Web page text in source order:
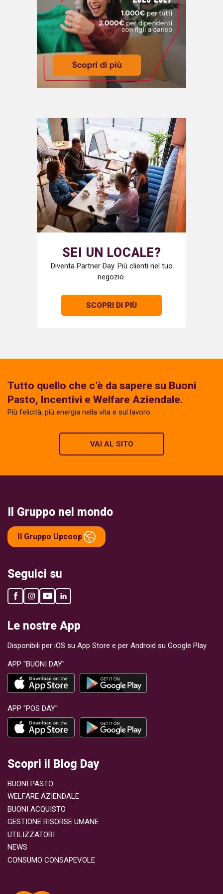
salumi e negli insaccati e vengono trasformati dal nostro
organismo in nitrosourea che è una molecola
cancerogena. Sono troppo salati - Gli alimenti lavorati
contengono grosse quantità di sale. Un eccesso di sale
può portare ad ipertensione e malattie cardiache. Sono
una fonte di etanolo - Non tutti i cibi industriali
contengono etanolo ma quelli che lo contengono ne
hanno in genere troppo. Un eccesso di etanolo è collegato
da dargli il nome di "alcol dei bambini". Puoi trovare
l’articolo originale qui, scritto dal dott. Giuseppe Scopelliti
Biologo Nutrizionista.
SEI UN LOCALE?
Diventa Partner Day. Più clienti nel tuo
negozio.
SCOPRI DI PIÙ
Tutto quello che c’è da sapere su Buoni
Pasto, Incentivi e Welfare Aziendale.
Più felicità, più energia nella vita e sul lavoro.
VAI AL SITO
Il Gruppo nel mondo
Il Gruppo Upcoop
Seguici su
Le nostre App
Disponibili per iOS su App Store e per Android su Google Play
APP "BUONI DAY"
APP "POS DAY"
Scopri il Blog Day
BUONI PASTO
WELFARE AZIENDALE
BUONI ACQUISTO
GESTIONE RISORSE UMANE
UTILIZZATORI
NEWS
CONSUMO CONSAPEVOLE